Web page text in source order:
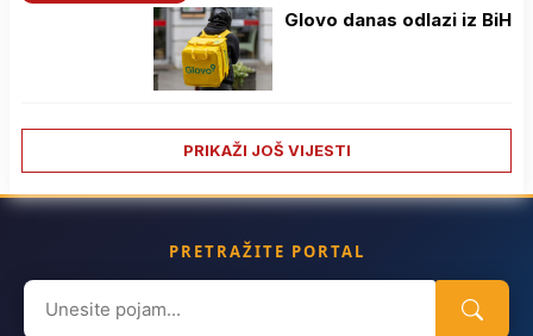
Glovo danas odlazi iz BiH
PRIKAŽI JOŠ VIJESTI
PRETRAŽITE PORTAL
Search
for: